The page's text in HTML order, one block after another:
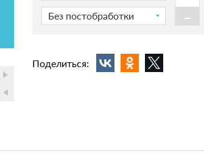
Без постобработки
-
Поделиться: